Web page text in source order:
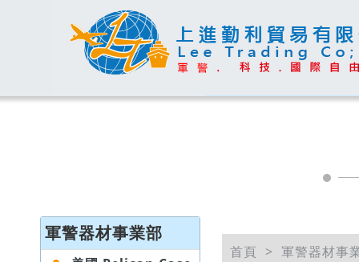
軍警器材事業部
首頁 軍警器材事